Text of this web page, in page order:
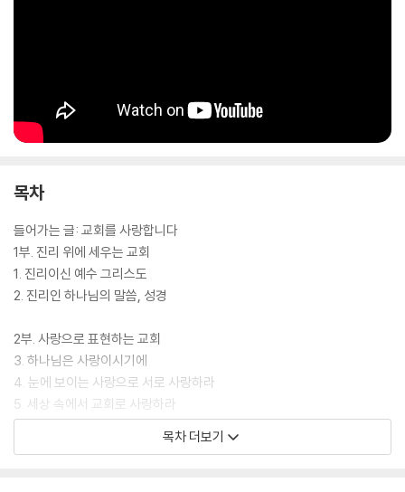
목차
들어가는 글: 교회를 사랑합니다
1부. 진리 위에 세우는 교회
1. 진리이신 예수 그리스도
2. 진리인 하나님의 말씀, 성경
2부. 사랑으로 표현하는 교회
3. 하나님은 사랑이시기에
4. 눈에 보이는 사랑으로 서로 사랑하라
5. 세상 속에서 교회로 사랑하라
3부. 우리가 되어 자라 가는 교회
목차 더보기